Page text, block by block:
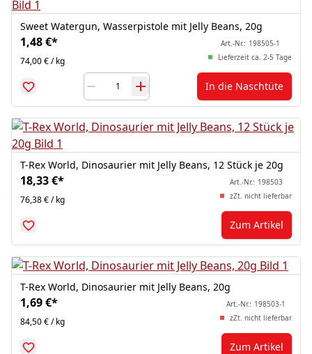
Sweet Watergun, Wasserpistole mit Jelly Beans, 20g
1,48 €*
74,00 € / kg
Art.-Nr.: 198505-1
Lieferzeit ca. 2-5 Tage
In die Naschtüte
T-Rex World, Dinosaurier mit Jelly Beans, 12 Stück je 20g
18,33 €*
76,38 € / kg
Art.-Nr.: 198503
zZt. nicht lieferbar
Zum Artikel
T-Rex World, Dinosaurier mit Jelly Beans, 20g
1,69 €*
84,50 € / kg
Art.-Nr.: 198503-1
zZt. nicht lieferbar
Zum Artikel